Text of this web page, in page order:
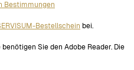
Bestimmungen
Bestellschein bei.
Sie den Adobe Reader. Die